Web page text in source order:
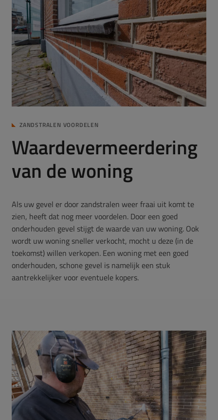
ZANDSTRALEN VOORDELEN
Waardevermeerdering
van de woning
Als uw gevel er door zandstralen weer fraai uit komt te
zien, heeft dat nog meer voordelen. Door een goed
onderhouden gevel stijgt de waarde van uw woning. Ook
wordt uw woning sneller verkocht, mocht u deze (in de
toekomst) willen verkopen. Een woning met een goed
onderhouden, schone gevel is namelijk een stuk
aantrekkelijker voor eventuele kopers.